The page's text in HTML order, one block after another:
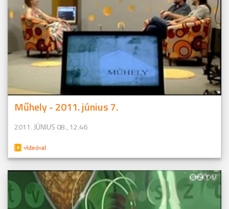
Műhely - 2011. június 7.
2011. JÚNIUS 08., 12:46